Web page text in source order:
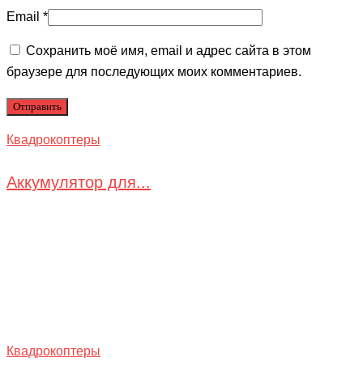
Email *
Сохранить моё имя, email и адрес сайта в этом
браузере для последующих моих комментариев.
Квадрокоптеры
Аккумулятор для...
Квадрокоптеры